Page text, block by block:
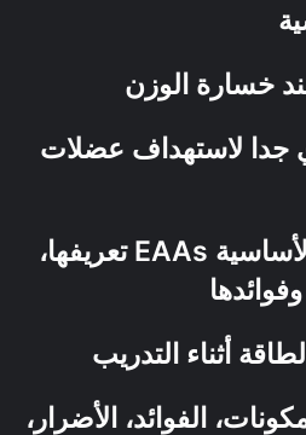
خسارة الوزن
جدا لاستهداف عضلات
الأحماض الأمينية الأساسية EAAs تعريفها،
الفوائد، الأضرار،